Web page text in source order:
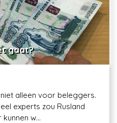
gaat?
alleen voor beleggers.
experts zou Rusland
w...